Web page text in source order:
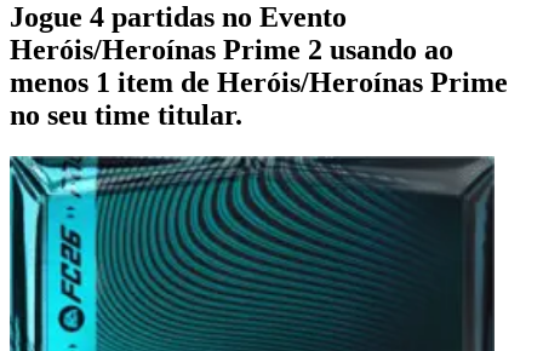
Jogue 4 partidas no Evento
Heróis/Heroínas Prime 2 usando ao
menos 1 item de Heróis/Heroínas Prime
no seu time titular.